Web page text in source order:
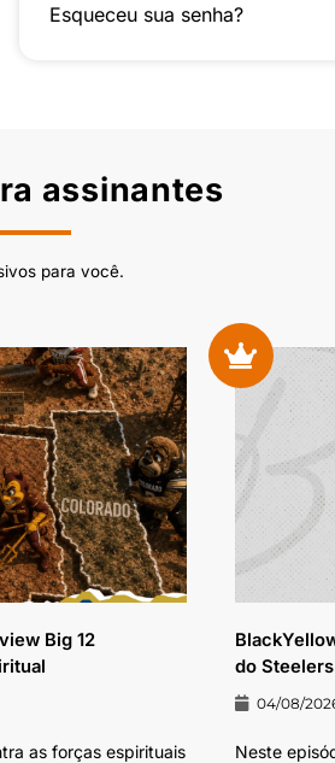
Esqueceu sua senha?
assinantes
para você.
Big 12
as forças espirituais
do
04/08/
Neste